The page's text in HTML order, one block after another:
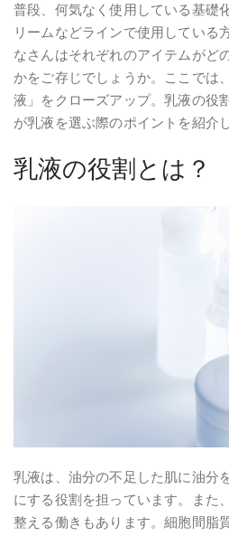
普段、何気なく使用している基礎
リームなどラインで使用している
なさんはそれぞれのアイテムがど
かをご存じでしょうか。ここでは
液」をクローズアップ。乳液の役
が乳液を選ぶ際のポイントを紹介
乳液の役割とは？
乳液は、油分の不足した肌に油分
にする役割を担っています。また
整える働きもあります。細胞間脂